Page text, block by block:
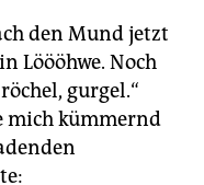
den Mund jetzt
Löööhwe. Noch
gurgel.“
mich kümmernd